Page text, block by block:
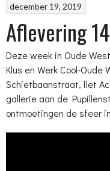
december 19, 2019
Aflevering
Deze week in Oude
Klus en Werk Cool-
Schietbaanstraat, liet
gallerie aan de
ontmoetingen de sfeer